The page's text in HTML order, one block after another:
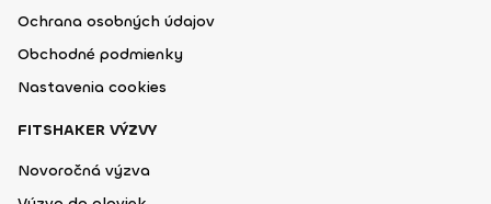
Ochrana osobných údajov
Obchodné podmienky
Nastavenia cookies
FITSHAKER VÝZVY
Novoročná výzva